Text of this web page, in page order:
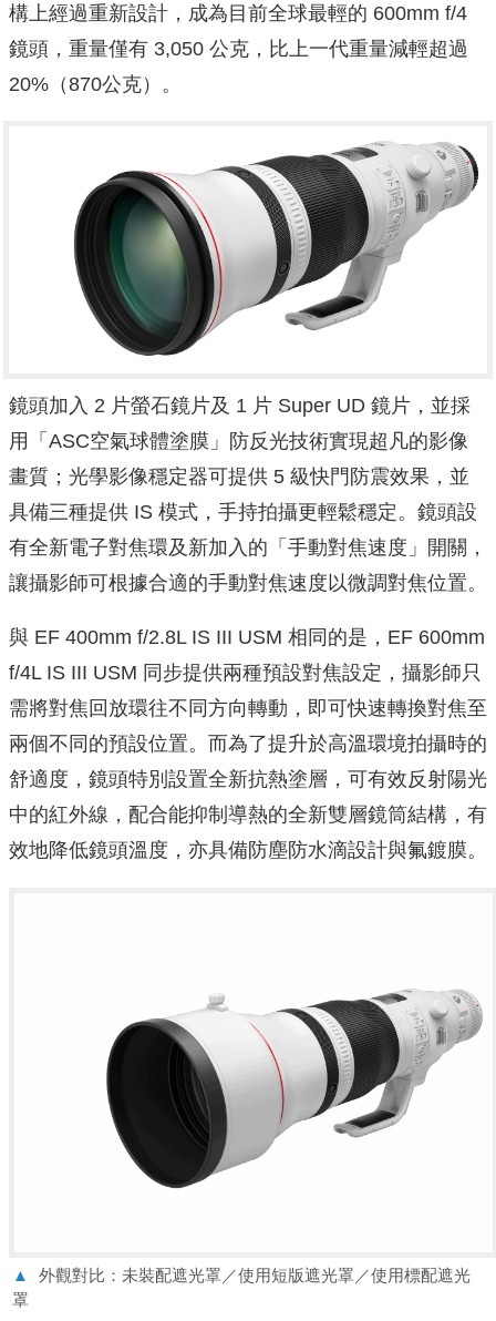
構上經過重新設計，成為目前全球最輕的 600mm f/4
鏡頭，重量僅有 3,050 公克，比上一代重量減輕超過
20%（870公克）。
鏡頭加入 2 片螢石鏡片及 1 片 Super UD 鏡片，並採
用「ASC空氣球體塗膜」防反光技術實現超凡的影像
畫質；光學影像穩定器可提供 5 級快門防震效果，並
具備三種提供 IS 模式，手持拍攝更輕鬆穩定。鏡頭設
有全新電子對焦環及新加入的「手動對焦速度」開關，
讓攝影師可根據合適的手動對焦速度以微調對焦位置。
與 EF 400mm f/2.8L IS III USM 相同的是，EF 600mm
f/4L IS III USM 同步提供兩種預設對焦設定，攝影師只
需將對焦回放環往不同方向轉動，即可快速轉換對焦至
兩個不同的預設位置。而為了提升於高溫環境拍攝時的
舒適度，鏡頭特別設置全新抗熱塗層，可有效反射陽光
中的紅外線，配合能抑制導熱的全新雙層鏡筒結構，有
效地降低鏡頭溫度，亦具備防塵防水滴設計與氟鍍膜。
▲
外觀對比：未裝配遮光罩／使用短版遮光罩／使用標配遮光
罩